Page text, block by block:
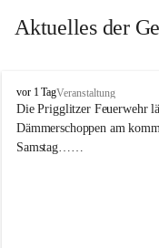
Aktuelles der
P
r
i
g
vor 1 TagVeranstaltung
Die Prigglitzer Feuerwehr
Dämmerschoppen am
Samstag……